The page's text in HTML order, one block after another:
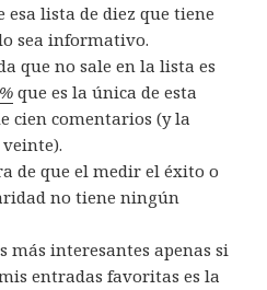
esa lista de diez que tiene
sea informativo.
que no sale en la lista es
que es la única de esta
cien comentarios (y la
de que el medir el éxito o
no tiene ningún
más interesantes apenas si
entradas favoritas es la